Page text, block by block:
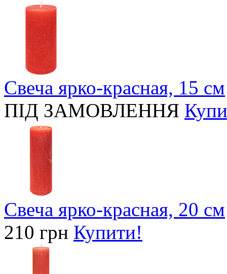
Свеча ярко-красная, 15 cм
ПІД ЗАМОВЛЕННЯ
Свеча ярко-красная, 20 cм
210 грн Купити!